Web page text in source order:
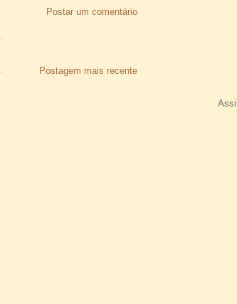
Postar um comentário
Postagem mais recente